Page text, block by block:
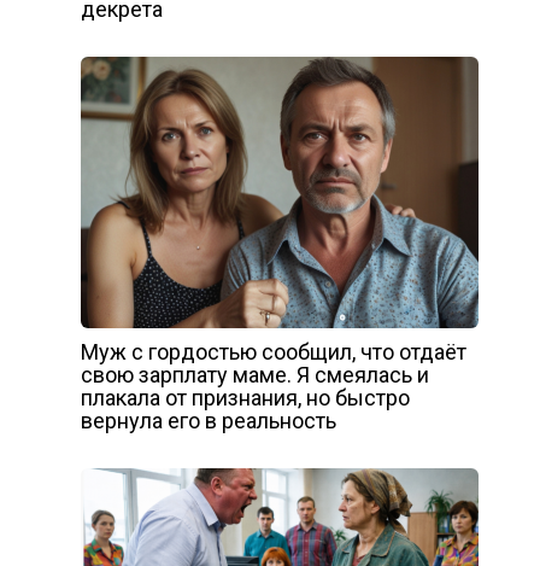
декрета
Муж с гордостью сообщил, что отдаёт
свою зарплату маме. Я смеялась и
плакала от признания, но быстро
вернула его в реальность